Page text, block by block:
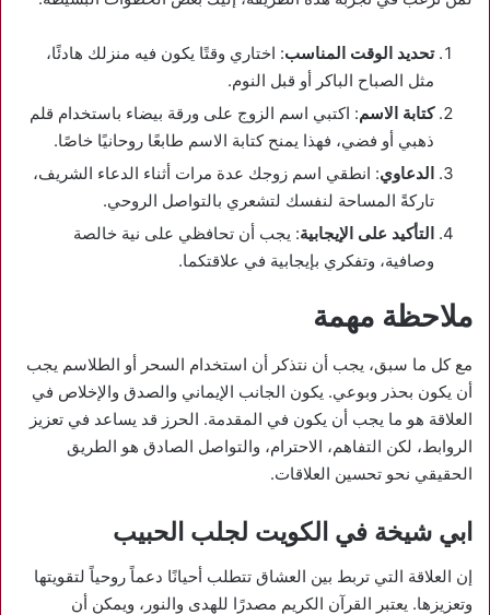
تحديد الوقت المناسب: اختاري وقتًا يكون فيه منزلك هادئًا،
مثل الصباح الباكر أو قبل النوم.
كتابة الاسم: اكتبي اسم الزوج على ورقة بيضاء باستخدام قلم
ذهبي أو فضي، فهذا يمنح كتابة الاسم طابعًا روحانيًا خاصًا.
الدعاوي: انطقي اسم زوجك عدة مرات أثناء الدعاء الشريف،
تاركةً المساحة لنفسك لتشعري بالتواصل الروحي.
التأكيد على الإيجابية: يجب أن تحافظي على نية خالصة
وصافية، وتفكري بإيجابية في علاقتكما.
ملاحظة مهمة
مع كل ما سبق، يجب أن نتذكر أن استخدام السحر أو الطلاسم يجب
أن يكون بحذر وبوعي. يكون الجانب الإيماني والصدق والإخلاص في
العلاقة هو ما يجب أن يكون في المقدمة. الحرز قد يساعد في تعزيز
الروابط، لكن التفاهم، الاحترام، والتواصل الصادق هو الطريق
الحقيقي نحو تحسين العلاقات.
ابي شيخة في الكويت لجلب الحبيب
إن العلاقة التي تربط بين العشاق تتطلب أحيانًا دعماً روحياً لتقويتها
وتعزيزها. يعتبر القرآن الكريم مصدرًا للهدى والنور، ويمكن أن